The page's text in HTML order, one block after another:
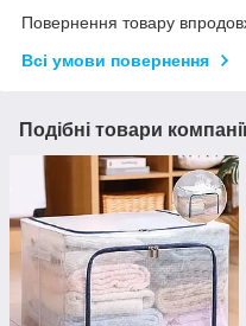
Повернення товару
Всі умови повернення
Подібні товари